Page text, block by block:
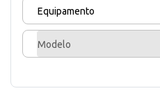
Equipamento
Modelo